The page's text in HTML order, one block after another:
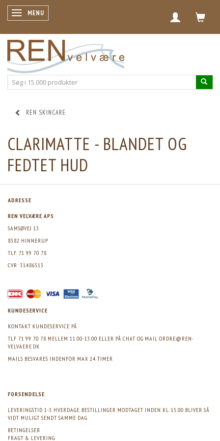
SKIFTE NAVIGATION
MENU
REN SKINCARE
CLARIMATTE - BLANDET OG
FEDTET HUD
ADRESSE
REN VELVÆRE APS
SAMSØVEJ 13
8382 HINNERUP
TLF. 71 99 70 78
CVR: 31486513
KUNDESERVICE
KONTAKT KUNDESERVICE PÅ
TLF 71 99 70 78 MELLEM 11.00-13.00 ELLER PÅ CHAT OG MAIL ORDRE@REN-
VELVAERE.DK
MAILS BESVARES INDENFOR MAX 24 TIMER
FORSENDELSE
LEVERINGSTID 1-3 HVERDAGE. BESTILLINGER MODTAGET INDEN KL. 15.00 BLIVER SÅ
VIDT MULIGT SENDT SAMME DAG
BETINGELSER
FRAGT & LEVERING